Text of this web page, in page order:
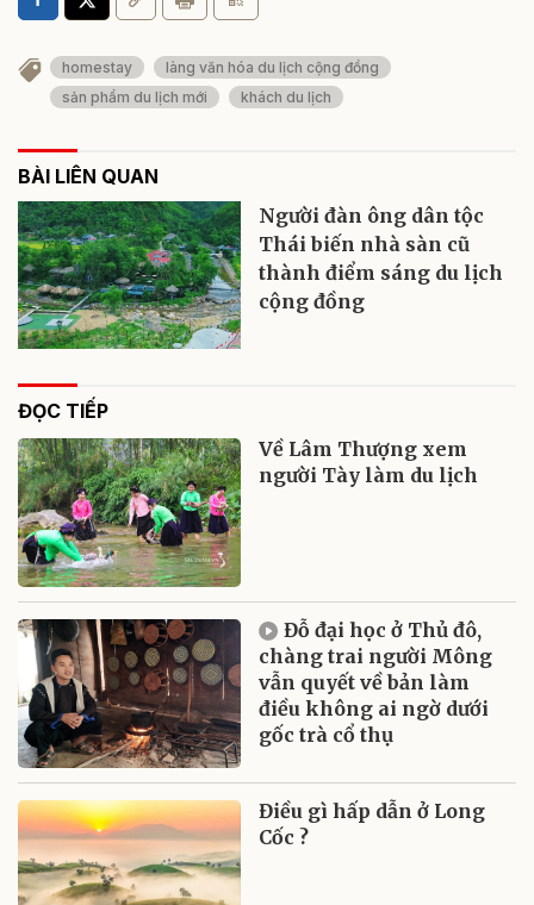
homestay
làng văn hóa du lịch cộng đồng
sản phẩm du lịch mới
khách du lịch
BÀI LIÊN QUAN
Người đàn ông dân tộc
Thái biến nhà sàn cũ
thành điểm sáng du lịch
cộng đồng
ĐỌC TIẾP
Về Lâm Thượng xem
người Tày làm du lịch
Đỗ đại học ở Thủ đô,
chàng trai người Mông
vẫn quyết về bản làm
điều không ai ngờ dưới
gốc trà cổ thụ
Điều gì hấp dẫn ở Long
Cốc ?